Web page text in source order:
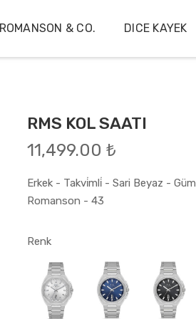
& CO. DICE KAYEK
RMS KOL SAATI
11,499.00 ₺
Erkek - Takvi̇mli̇ - Sari Beyaz -
Romanson - 43
Renk